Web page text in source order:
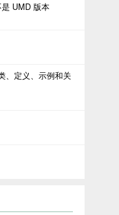
UMD 版本
、定义、示例和关